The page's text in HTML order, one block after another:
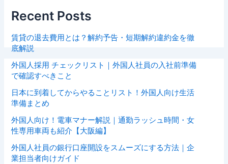
Recent Posts
賃貸の退去費用とは？解約予告・短期解約違約金を徹
底解説
外国人採用 チェックリスト｜外国人社員の入社前準備
で確認すべきこと
日本に到着してからやることリスト！外国人向け生活
準備まとめ
外国人向け！電車マナー解説｜通勤ラッシュ時間・女
性専用車両も紹介【大阪編】
外国人社員の銀行口座開設をスムーズにする方法｜企
業担当者向けガイド